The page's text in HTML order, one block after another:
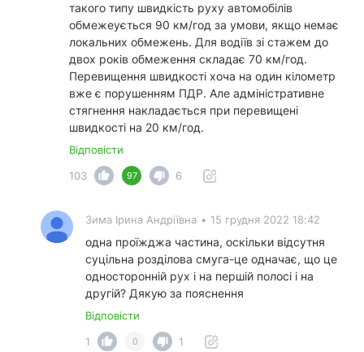
такого типу швидкість руху автомобілів
обмежеується 90 км/год за умови, якщо немає
локальних обмежень. Для водіїв зі стажем до
двох років обмеження складає 70 км/год.
Перевищення швидкості хоча на один кілометр
вже є порушенням ПДР. Але адміністративне
стягнення накладається при перевищені
швидкості на 20 км/год.
Відповісти
103
97 6
Зима Ірина Андріївна • 15 грудня 2022 18:42
одна проїжджа частина, оскільки відсутня
суцільна розділова смуга-це одначає, що це
односторонній рух і на першій полосі і на
другій? Дякую за пояснення
Відповісти
1
0 1